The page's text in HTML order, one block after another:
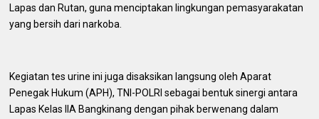
Lapas dan Rutan, guna menciptakan lingkungan pemasyarakatan
yang bersih dari narkoba.
Kegiatan tes urine ini juga disaksikan langsung oleh Aparat
Penegak Hukum (APH), TNI-POLRI sebagai bentuk sinergi antara
Lapas Kelas IIA Bangkinang dengan pihak berwenang dalam